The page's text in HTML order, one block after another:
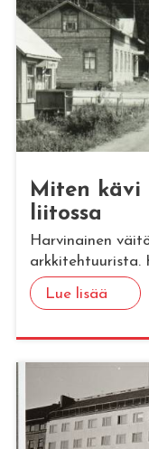
Miten kävi
lii­tos­sa
Harvinainen
arkkitehtuurista.
Lue lisää